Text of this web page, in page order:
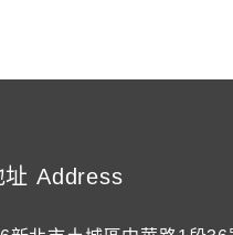
址 Address